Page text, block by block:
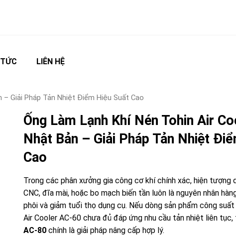
LIÊN HỆ
– Giải Pháp Tản Nhiệt Điểm Hiệu Suất Cao
Ống Làm Lạnh Khí Nén Tohin Air
Nhật Bản – Giải Pháp Tản Nhiệt
Cao
Trong các phân xưởng gia công cơ khí chính xác, hiện tượng
CNC, đĩa mài, hoặc bo mạch biến tần luôn là nguyên nhân
phôi và giảm tuổi thọ dụng cụ. Nếu dòng sản phẩm công
Air Cooler AC-60 chưa đủ đáp ứng nhu cầu tản nhiệt liên tục,
AC-80 chính là giải pháp nâng cấp hợp lý.